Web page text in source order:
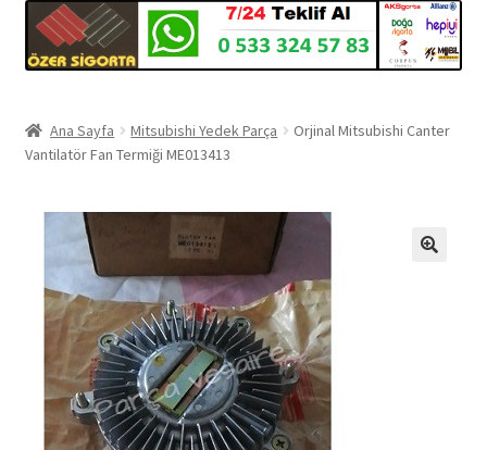
Ana Sayfa Mitsubishi Yedek Parça
Orjinal Mitsubishi Canter
Vantilatör Fan Termiği ME013413